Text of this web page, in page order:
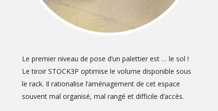
Le premier niveau de pose d’un palettier est … le sol !
Le tiroir STOCK3P optimise le volume disponible sous
le rack. Il rationalise l’aménagement de cet espace
souvent mal organisé, mal rangé et difficile d’accès.